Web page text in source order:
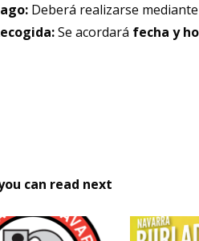
Deberá realizarse mediante
Se acordará fecha y
can read next